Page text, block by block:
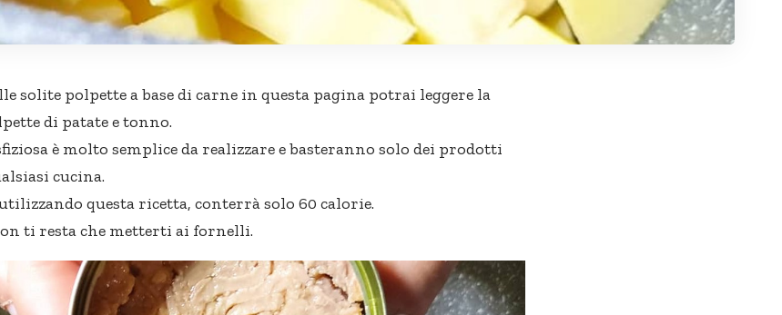
solite polpette a base di carne in questa pagina potrai leggere la
di patate e tonno.
è molto semplice da realizzare e basteranno solo dei prodotti
cucina.
questa ricetta, conterrà solo 60 calorie.
ti resta che metterti ai fornelli.